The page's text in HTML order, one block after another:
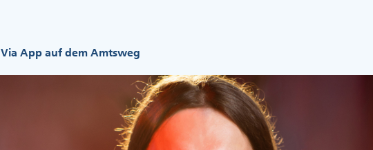
Via App auf dem Amtsweg